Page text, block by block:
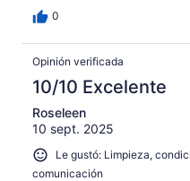
0
Opinión verificada
10/10 Excelente
Roseleen
10 sept. 2025
Le gustó: Limpieza,
comunicación